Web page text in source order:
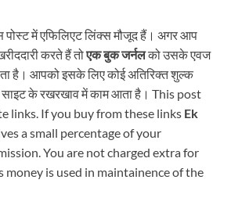
पोस्ट में एफिलिएट लिंक्स मौजूद हैं। अगर आप
करते हैं तोएक बुक जर्नलको उसके एवज
है। आपको इसके लिए कोई अतिरिक्त शुल्क
साइट के रखरखाव में काम आता है। This post
links. If you buy from these links Ek
a small percentage of your
You are not charged extra for
money is used in maintainence of the